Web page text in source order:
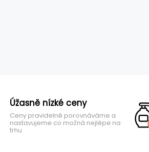
Úžasně nízké ceny
Ceny pravidelně porovnáváme a
nastavujeme co možná nejlépe na
trhu